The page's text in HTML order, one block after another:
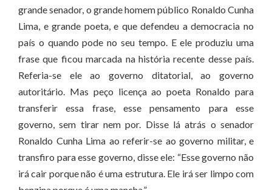
grande senador, o grande homem público Ronaldo Cunha
Lima, e grande poeta, e que defendeu a democracia no
país o quando pode no seu tempo. E ele produziu uma
frase que ficou marcada na história recente desse país.
Referia-se ele ao governo ditatorial, ao governo
autoritário. Mas peço licença ao poeta Ronaldo para
transferir essa frase, esse pensamento para esse
governo, sem tirar nem por. Disse lá atrás o senador
Ronaldo Cunha Lima ao referir-se ao governo militar, e
transfiro para esse governo, disse ele: “Esse governo não
irá cair porque não é uma estrutura. Ele irá ser limpo com